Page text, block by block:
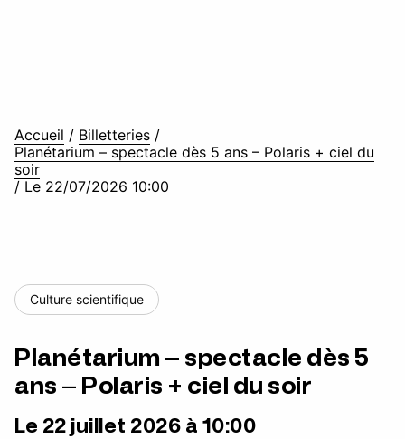
Accueil / Billetteries /
Planétarium – spectacle dès 5 ans – Polaris + ciel du
soir
/ Le 22/07/2026 10:00
Culture scientifique
Planétarium – spectacle dès 5
ans – Polaris + ciel du soir
Le 22 juillet 2026 à 10:00